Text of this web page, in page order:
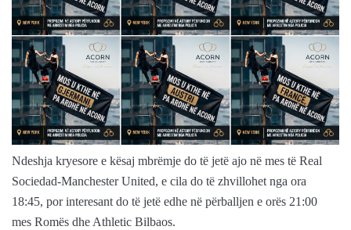
Ndeshja kryesore e kësaj mbrëmje do të jetë ajo në mes të Real
Sociedad-Manchester United, e cila do të zhvillohet nga ora
18:45, por interesant do të jetë edhe në përballjen e orës 21:00
mes Romës dhe Athletic Bilbaos.